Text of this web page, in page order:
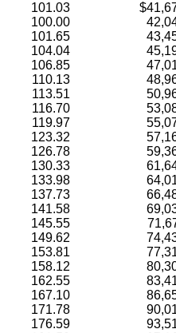
101.03
100.00
101.65
104.04
106.85
110.13
113.51
116.70
119.97
123.32
126.78
130.33
133.98
137.73
141.58
145.55
149.62
153.81
158.12
162.55
167.10
171.78
176.59